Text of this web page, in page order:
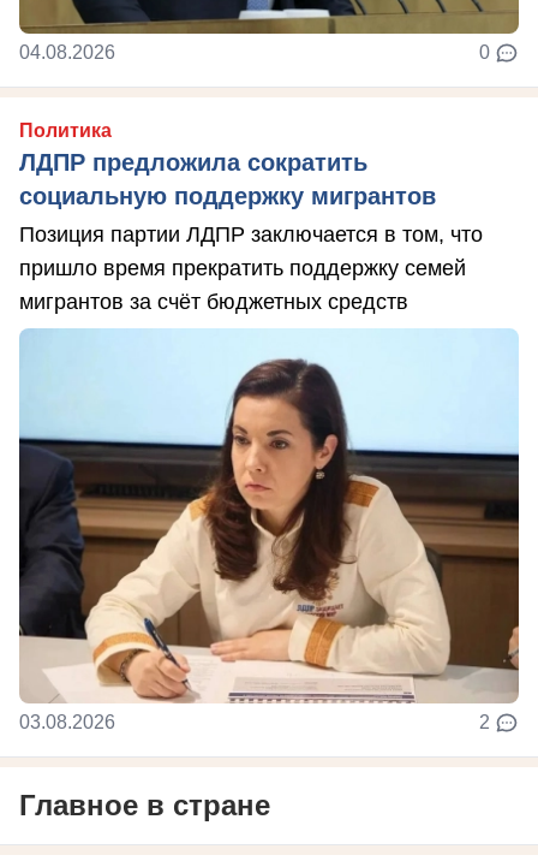
04.08.2026 0
Политика
ЛДПР предложила сократить
социальную поддержку мигрантов
Позиция партии ЛДПР заключается в том, что
пришло время прекратить поддержку семей
мигрантов за счёт бюджетных средств
03.08.2026 2
Главное в стране